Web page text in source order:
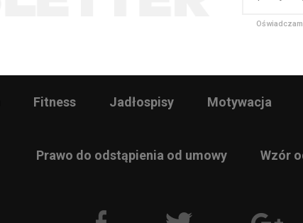
Fitness Jadłospisy Motywacja
Prawo do odstąpienia od umowy Wzór